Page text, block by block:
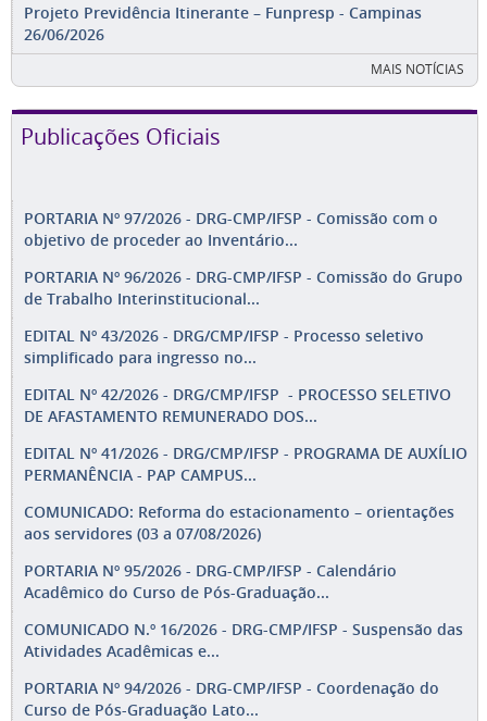
Projeto Previdência Itinerante – Funpresp - Campinas
26/06/2026
MAIS NOTÍCIAS
Publicações Oficiais
PORTARIA Nº 97/2026 - DRG-CMP/IFSP - Comissão com o
objetivo de proceder ao Inventário...
PORTARIA Nº 96/2026 - DRG-CMP/IFSP - Comissão do Grupo
de Trabalho Interinstitucional...
EDITAL Nº 43/2026 - DRG/CMP/IFSP - Processo seletivo
simplificado para ingresso no...
EDITAL Nº 42/2026 - DRG/CMP/IFSP - PROCESSO SELETIVO
DE AFASTAMENTO REMUNERADO DOS...
EDITAL Nº 41/2026 - DRG/CMP/IFSP - PROGRAMA DE AUXÍLIO
PERMANÊNCIA - PAP CAMPUS...
COMUNICADO: Reforma do estacionamento – orientações
aos servidores (03 a 07/08/2026)
PORTARIA Nº 95/2026 - DRG-CMP/IFSP - Calendário
Acadêmico do Curso de Pós-Graduação...
COMUNICADO N.º 16/2026 - DRG-CMP/IFSP - Suspensão das
Atividades Acadêmicas e...
PORTARIA Nº 94/2026 - DRG-CMP/IFSP - Coordenação do
Curso de Pós-Graduação Lato...